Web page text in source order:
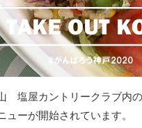
塩屋カントリークラブ内
ューが開始されています。